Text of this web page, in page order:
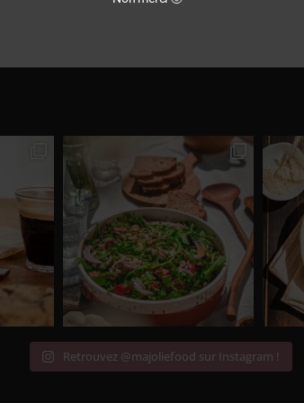
Retrouvez @majoliefood sur Instagram !